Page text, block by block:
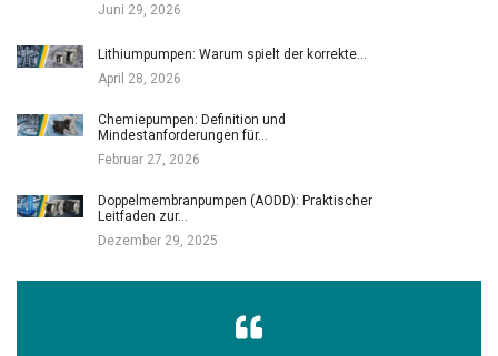
Juni 29, 2026
Lithiumpumpen: Warum spielt der korrekte…
April 28, 2026
Chemiepumpen: Definition und
Mindestanforderungen für…
Februar 27, 2026
Doppelmembranpumpen (AODD): Praktischer
Leitfaden zur…
Dezember 29, 2025